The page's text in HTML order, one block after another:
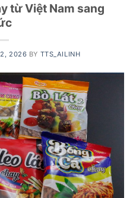
từ Việt Nam sang
2, 2026 BY TTS_AILINH